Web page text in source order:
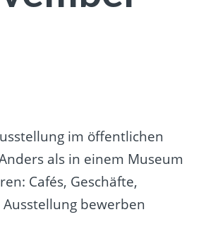
im öffentlichen
als in einem Museum
Cafés, Geschäfte,
bewerben